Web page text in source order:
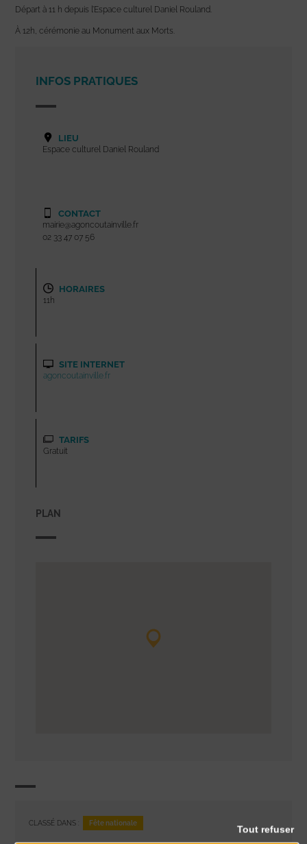
Départ à 11 h depuis l’Espace culturel Daniel Rouland.
À 12h, cérémonie au Monument aux Morts.
INFOS PRATIQUES
LIEU
Espace culturel Daniel Rouland
CONTACT
mairie@agoncoutainville.fr
02 33 47 07 56
HORAIRES
11h
SITE INTERNET
agoncoutainville.fr
TARIFS
Gratuit
PLAN
CLASSÉ DANS : Fête nationale
Tout refuser